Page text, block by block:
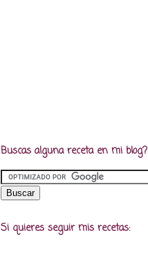
Buscas alguna receta en mi blog?
Si quieres seguir mis recetas: